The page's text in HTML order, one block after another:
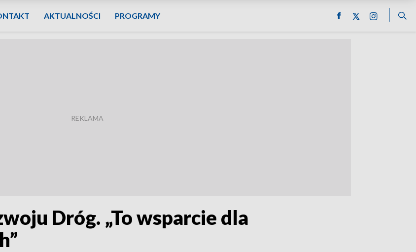
AKTUALNOŚCI PROGRAMY
Dróg. „To wsparcie dla